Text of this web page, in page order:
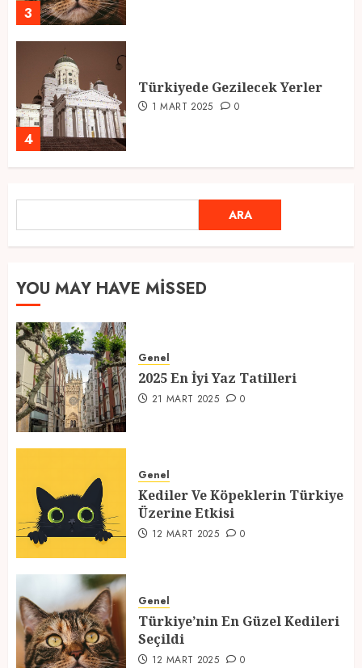
3
4
Türkiyede Gezilecek Yerler
1 MART 2025 0
Ramazan Ayı 2025: Manevi
Atmosfer ve Özel Hazırlıklar
1
21 MART 2025
2
Üzerine Etkisi
12 MART 2025 0
3
Seçildi
12 MART 2025 0
ARA
YOU MAY HAVE MISSED
Genel
2025 En İyi Yaz Tatilleri
21 MART 2025 0
Genel
Kediler Ve Köpeklerin Türkiye
Üzerine Etkisi
12 MART 2025 0
Genel
Türkiye’nin En Güzel Kedileri
Seçildi
12 MART 2025 0